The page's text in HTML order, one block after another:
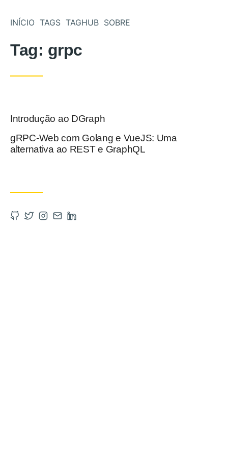
INÍCIO TAGS TAGHUB SOBRE
Tag: grpc
Postado em
Introdução ao DGraph
Postado em
gRPC-Web com Golang e VueJS: Uma
alternativa ao REST e GraphQL
Abra a Github em uma nova aba
Abra a Twitter em uma nova aba
Abra a Instagram em uma nova aba
Entre em contato por email
Abra a Linkedin em uma nova aba